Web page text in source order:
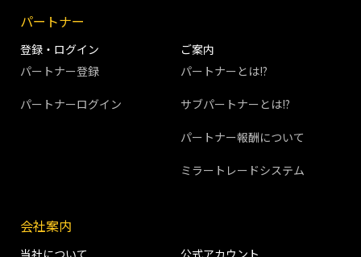
パートナー
登録・ログイン
パートナー登録
パートナーログイン
ご案内
パートナーとは!?
サブパートナーとは!?
パートナー報酬について
ミラートレードシステム
会社案内